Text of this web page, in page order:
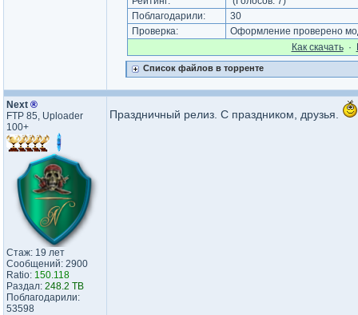
Поблагодарили:
30
Проверка:
Оформление проверено
Как cкачать·
Список файлов в торренте
Next ®
FTP 85, Uploader
100+
Стаж: 19 лет
Сообщений: 2900
Ratio: 150.118
Раздал: 248.2 TB
Поблагодарили:
53598
Праздничный релиз. С праздником, друзья.